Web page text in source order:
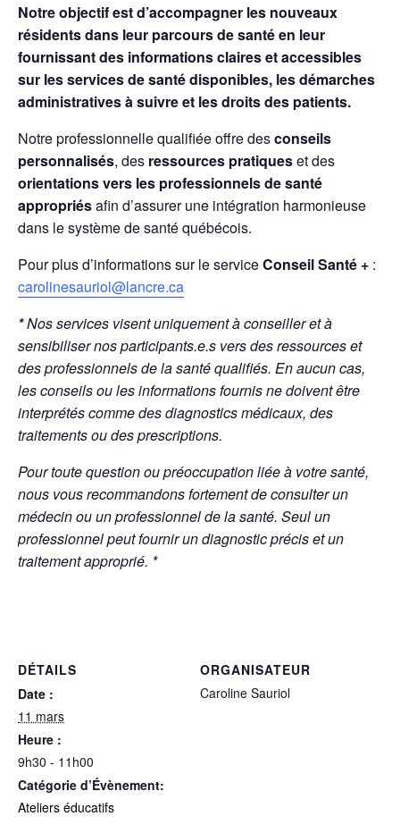
Notre objectif est d’accompagner les nouveaux
résidents dans leur parcours de santé en leur
fournissant des informations claires et accessibles
sur les services de santé disponibles, les démarches
administratives à suivre et les droits des patients.
Notre professionnelle qualifiée offre desconseils
personnalisés, des ressources pratiqueset des
orientations vers les professionnels de santé
appropriésafin d’assurer une intégration harmonieuse
dans le système de santé québécois.
Pour plus d’informations sur le serviceConseil Santé + :
carolinesauriol@lancre.ca
*Nos services visent uniquement à conseiller et à
sensibiliser nos participants.e.s vers des ressources et
des professionnels de la santé qualifiés. En aucun cas,
les conseils ou les informations fournis ne doivent être
interprétés comme des diagnostics médicaux, des
traitements ou des prescriptions.
Pour toute question ou préoccupation liée à votre santé,
nous vous recommandons fortement de consulter un
médecin ou un professionnel de la santé. Seul un
professionnel peut fournir un diagnostic précis et un
traitement approprié. *
DÉTAILS
Date :
11 mars
Heure :
9h30 - 11h00
Catégorie d’Évènement:
Ateliers éducatifs
ORGANISATEUR
Caroline Sauriol